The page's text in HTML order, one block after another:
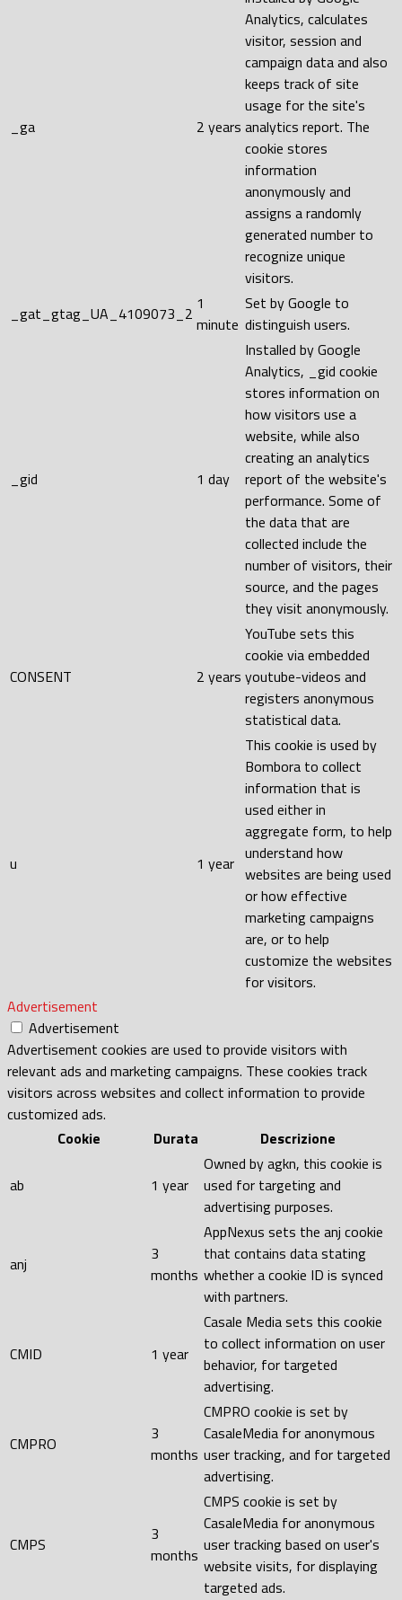
_ga 2 years
Analytics, calculates
visitor, session and
campaign data and also
keeps track of site
usage for the site's
analytics report. The
cookie stores
information
anonymously and
assigns a randomly
generated number to
recognize unique
visitors.
_gat_gtag_UA_4109073_2 1
minute
Set by Google to
distinguish users.
_gid 1 day
Installed by Google
Analytics, _gid cookie
stores information on
how visitors use a
website, while also
creating an analytics
report of the website's
performance. Some of
the data that are
collected include the
number of visitors, their
source, and the pages
they visit anonymously.
CONSENT 2 years
YouTube sets this
cookie via embedded
youtube-videos and
registers anonymous
statistical data.
u 1 year
This cookie is used by
Bombora to collect
information that is
used either in
aggregate form, to help
understand how
websites are being used
or how effective
marketing campaigns
are, or to help
customize the websites
for visitors.
Advertisement
Advertisement
Advertisement cookies are used to provide visitors with
relevant ads and marketing campaigns. These cookies track
visitors across websites and collect information to provide
customized ads.
Cookie
Durata Descrizione
ab 1 year
Owned by agkn, this cookie is
used for targeting and
advertising purposes.
anj
3
months
AppNexus sets the anj cookie
that contains data stating
whether a cookie ID is synced
with partners.
CMID 1 year
Casale Media sets this cookie
to collect information on user
behavior, for targeted
advertising.
CMPRO
3
months
CMPRO cookie is set by
CasaleMedia for anonymous
user tracking, and for targeted
advertising.
CMPS
3
months
CMPS cookie is set by
CasaleMedia for anonymous
user tracking based on user's
website visits, for displaying
targeted ads.